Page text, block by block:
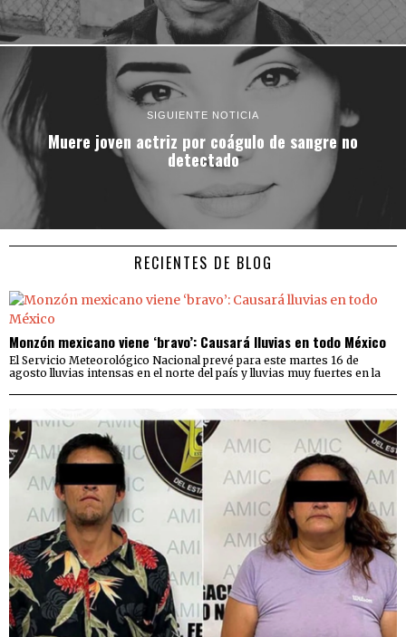
SIGUIENTE NOTICIA
Muere joven actriz por coágulo de sangre no
detectado
RECIENTES DE BLOG
Monzón mexicano viene ‘bravo’: Causará lluvias en todo México
El Servicio Meteorológico Nacional prevé para este martes 16 de
agosto lluvias intensas en el norte del país y lluvias muy fuertes en la